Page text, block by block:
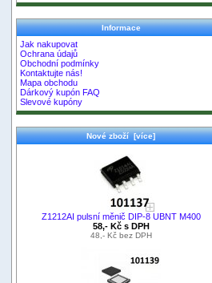
Informace
Jak nakupovat
Ochrana údajů
Obchodní podmínky
Kontaktujte nás!
Mapa obchodu
Dárkový kupón FAQ
Slevové kupóny
Nové zboží [více]
Z1212AI pulsní měnič DIP-8 UBNT M400
58,- Kč s DPH
48,- Kč bez DPH